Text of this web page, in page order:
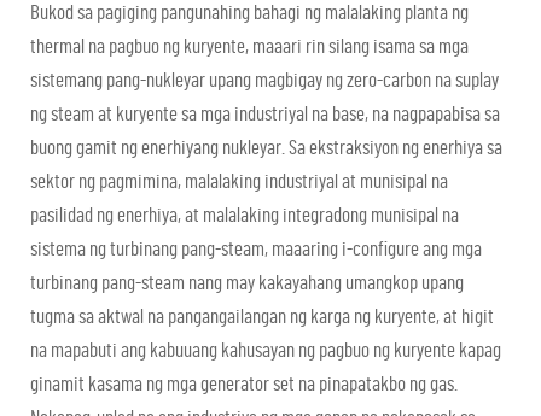
Bukod sa pagiging pangunahing bahagi ng malalaking planta ng
thermal na pagbuo ng kuryente, maaari rin silang isama sa mga
sistemang pang-nukleyar upang magbigay ng zero-carbon na suplay
ng steam at kuryente sa mga industriyal na base, na nagpapabisa sa
buong gamit ng enerhiyang nukleyar. Sa ekstraksiyon ng enerhiya sa
sektor ng pagmimina, malalaking industriyal at munisipal na
pasilidad ng enerhiya, at malalaking integradong munisipal na
sistema ng turbinang pang-steam, maaaring i-configure ang mga
turbinang pang-steam nang may kakayahang umangkop upang
tugma sa aktwal na pangangailangan ng karga ng kuryente, at higit
na mapabuti ang kabuuang kahusayan ng pagbuo ng kuryente kapag
ginamit kasama ng mga generator set na pinapatakbo ng gas.